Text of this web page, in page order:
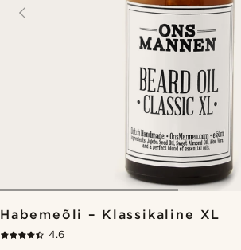
Habemeõli – Klassikaline XL
4.6